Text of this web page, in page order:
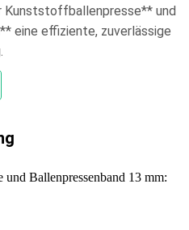
Kunststoffballenpresse** und
eine effiziente, zuverlässige
Ballenpressenband 13 mm: